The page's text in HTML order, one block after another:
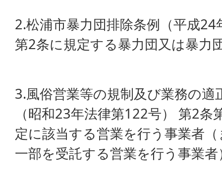
2.松浦市暴力団排除条例（平成
第2条に規定する暴力団又は暴力
3.風俗営業等の規制及び業務の適
（昭和23年法律第122号） 第2
定に該当する営業を行う事業者
一部を受託する営業を行う事業